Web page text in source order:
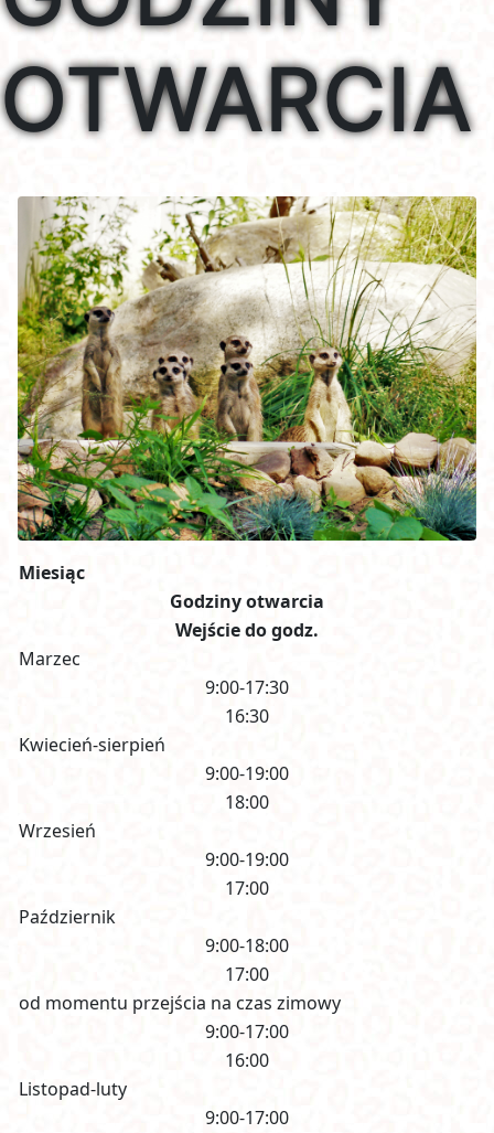
OTWARCIA
Miesiąc
Godziny otwarcia
Wejście do godz.
Marzec
9:00-17:30
16:30
Kwiecień-sierpień
9:00-19:00
18:00
Wrzesień
9:00-19:00
17:00
Październik
9:00-18:00
17:00
od momentu przejścia na czas zimowy
9:00-17:00
16:00
Listopad-luty
9:00-17:00